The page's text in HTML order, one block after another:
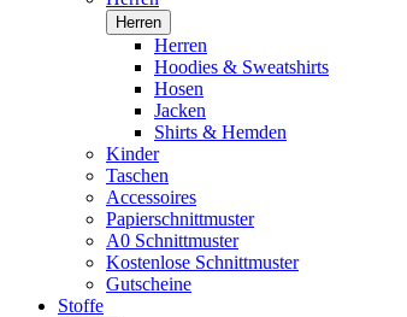
Herren
Herren
Hoodies & Sweatshirts
Hosen
Jacken
Shirts & Hemden
Kinder
Taschen
Accessoires
Papierschnittmuster
A0 Schnittmuster
Kostenlose Schnittmuster
Gutscheine
Stoffe